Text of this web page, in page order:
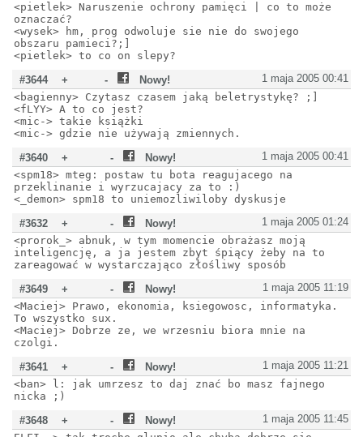
<pietlek> Naruszenie ochrony pamięci | co to może
oznaczać?
<wysek> hm, prog odwoluje sie nie do swojego
obszaru pamieci?;]
<pietlek> to co on slepy?
1 maja 2005 00:41
#3644 + -
Nowy!
<bagienny> Czytasz czasem jaką beletrystykę? ;]
<fLYY> A to co jest?
<mic-> takie książki
<mic-> gdzie nie używają zmiennych.
1 maja 2005 00:41
#3640 + -
Nowy!
<spm18> mteg: postaw tu bota reagujacego na
przeklinanie i wyrzucajacy za to :)
<_demon> spm18 to uniemozliwiloby dyskusje
1 maja 2005 01:24
#3632 + -
Nowy!
<prorok_> abnuk, w tym momencie obrażasz moją
inteligencję, a ja jestem zbyt śpiący żeby na to
zareagować w wystarczająco złośliwy sposób
1 maja 2005 11:19
#3649 + -
Nowy!
<Maciej> Prawo, ekonomia, ksiegowosc, informatyka.
To wszystko sux.
<Maciej> Dobrze ze, we wrzesniu biora mnie na
czolgi.
1 maja 2005 11:21
#3641 + -
Nowy!
<ban> l: jak umrzesz to daj znać bo masz fajnego
nicka ;)
1 maja 2005 11:45
#3648 + -
Nowy!